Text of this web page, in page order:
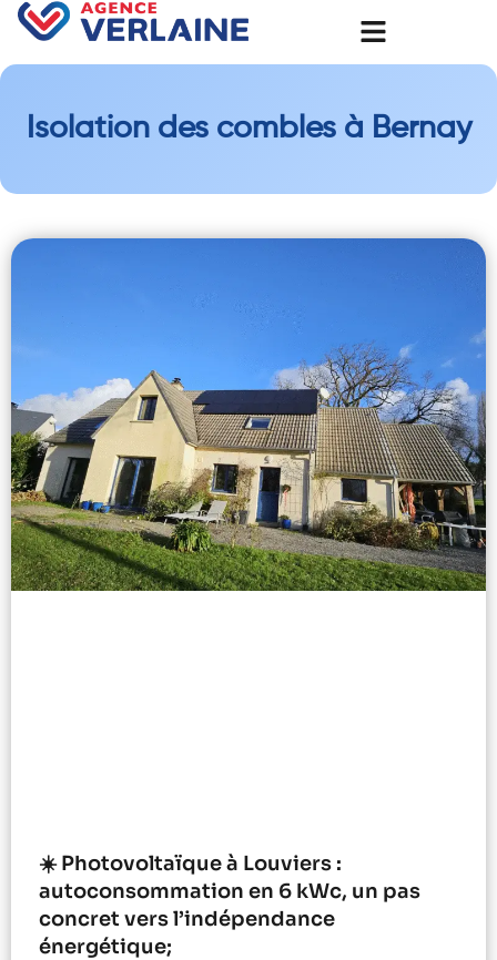
Isolation des combles à Bernay
☀️ Photovoltaïque à Louviers :
autoconsommation en 6 kWc, un pas
concret vers l’indépendance
énergétique;